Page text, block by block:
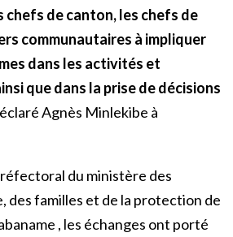
chefs de canton, les chefs de
communautaires à impliquer
dans les activités et
que dans la prise de décisions
Agnès Minlekibe à
du ministère des
des familles et de la protection de
, les échanges ont porté